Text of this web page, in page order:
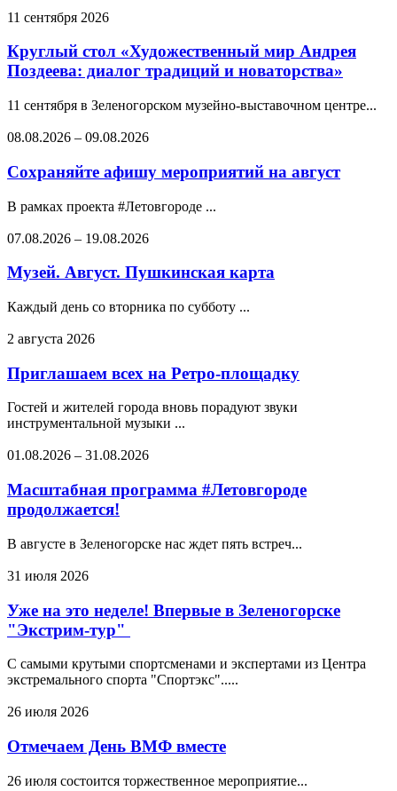
11 сентября 2026
Круглый стол «Художественный мир Андрея
Поздеева: диалог традиций и новаторства»
11 сентября в Зеленогорском музейно-выставочном центре...
08.08.2026 – 09.08.2026
Сохраняйте афишу мероприятий на август
В рамках проекта #Летовгороде ...
07.08.2026 – 19.08.2026
Музей. Август. Пушкинская карта
Каждый день со вторника по субботу ...
2 августа 2026
Приглашаем всех на Ретро-площадку
Гостей и жителей города вновь порадуют звуки
инструментальной музыки ...
01.08.2026 – 31.08.2026
Масштабная программа #Летовгороде
продолжается!
В августе в Зеленогорске нас ждет пять встреч...
31 июля 2026
Уже на это неделе! Впервые в Зеленогорске
"Экстрим-тур"
С самыми крутыми спортсменами и экспертами из Центра
экстремального спорта "Спортэкс".....
26 июля 2026
Отмечаем День ВМФ вместе
26 июля состоится торжественное мероприятие...